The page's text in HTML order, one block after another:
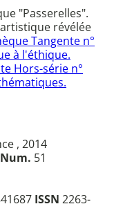
"Passerelles".
révélée
Tangente n°
à l'éthique.
Hors-série n°
, 2014
Num. 51
ISSN 2263-